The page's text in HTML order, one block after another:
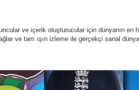
ve içerik oluşturucular için dünyanın en
ve tam ışın izleme ile gerçekçi sanal